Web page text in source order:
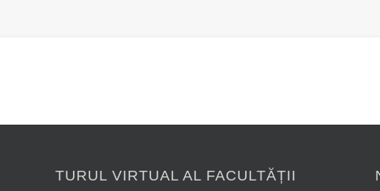
TURUL VIRTUAL AL FACULTĂȚII